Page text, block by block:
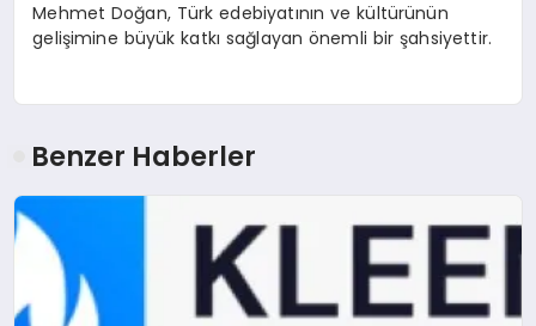
Mehmet Doğan, Türk edebiyatının ve kültürünün
gelişimine büyük katkı sağlayan önemli bir şahsiyettir.
Benzer Haberler